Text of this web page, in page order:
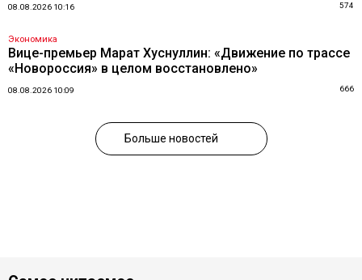
08.08.2026 10:16 574
Экономика
Вице-премьер Марат Хуснуллин: «Движение по трассе
«Новороссия» в целом восстановлено»
08.08.2026 10:09 666
Больше новостей